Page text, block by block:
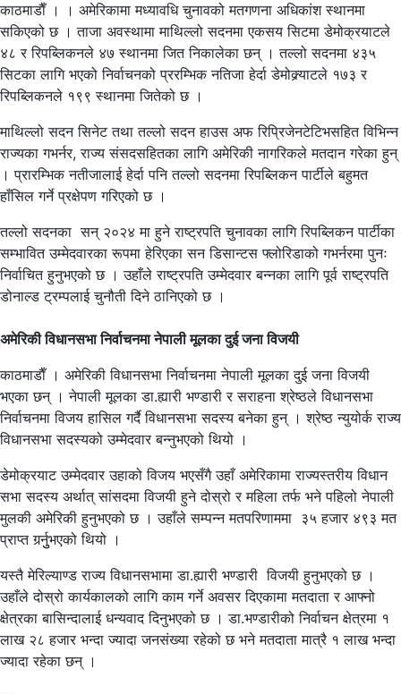
काठमाडाैँ । । अमेरिकामा मध्यावधि चुनावको मतगणना अधिकांश स्थानमा
सकिएको छ । ताजा अवस्थामा माथिल्लो सदनमा एकसय सिटमा डेमोक्रयाटले
४८ र रिपब्लिकनले ४७ स्थानमा जित निकालेका छन् । तल्लो सदनमा ४३५
सिटका लागि भएको निर्वाचनको प्ररम्भिक नतिजा हेर्दा डेमोक्र्याटले १७३ र
रिपब्लिकनले १९९ स्थानमा जितेको छ ।
माथिल्लो सदन सिनेट तथा तल्लो सदन हाउस अफ रिप्रिजेनटेटिभसहित विभिन्न
राज्यका गभर्नर, राज्य संसदसहितका लागि अमेरिकी नागरिकले मतदान गरेका हुन्
। प्रारम्भिक नतीजालाई हेर्दा पनि तल्लो सदनमा रिपब्लिकन पार्टीले बहुमत
हाँसिल गर्ने प्रक्षेपण गरिएको छ ।
तल्लो सदनका सन् २०२४ मा हुने राष्ट्रपति चुनावका लागि रिपब्लिकन पार्टीका
सम्भावित उम्मेदवारका रूपमा हेरिएका सन डिसान्टस फ्लोरिडाको गभर्नरमा पुनः
निर्वाचित हुनुभएको छ । उहाँले राष्ट्रपति उम्मेदवार बन्नका लागि पूर्व राष्ट्रपति
डोनाल्ड ट्रम्पलाई चुनौती दिने ठानिएको छ ।
अमेरिकी विधानसभा निर्वाचनमा नेपाली मूलका दुई जना विजयी
काठमाडाैँ । अमेरिकी विधानसभा निर्वाचनमा नेपाली मूलका दुई जना विजयी
भएका छन् । नेपाली मूलका डा.ह्यारी भण्डारी र सराहना श्रेष्ठले विधानसभा
निर्वाचनमा विजय हासिल गर्दै विधानसभा सदस्य बनेका हुन् । श्रेष्ठ न्युयोर्क राज्य
विधानसभा सदस्यको उम्मेदवार बन्नुभएको थियो ।
डेमोक्रयाट उम्मेदवार उहाको विजय भएसँगै उहाँ अमेरिकामा राज्यस्तरीय विधान
सभा सदस्य अर्थात् सांसदमा विजयी हुने दोस्रो र महिला तर्फ भने पहिलो नेपाली
मुलकी अमेरिकी हुनुभएको छ । उहाँले सम्पन्न मतपरिणाममा ३५ हजार ४९३ मत
प्राप्त गर्र्नुुभएको थियो ।
यस्तै मेरिल्याण्ड राज्य विधानसभामा डा.ह्यारी भण्डारी विजयी हुनुभएको छ ।
उहाँले दोस्रो कार्यकालको लागि काम गर्ने अवसर दिएकामा मतदाता र आफ्नो
क्षेत्रका बासिन्दालाई धन्यवाद दिनुभएको छ । डा.भण्डारीको निर्वाचन क्षेत्रमा १
लाख २८ हजार भन्दा ज्यादा जनसंख्या रहेको छ भने मतदाता मात्रै १ लाख भन्दा
ज्यादा रहेका छन् ।